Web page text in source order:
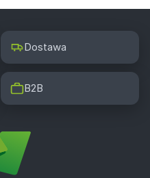
Dostawa
B2B